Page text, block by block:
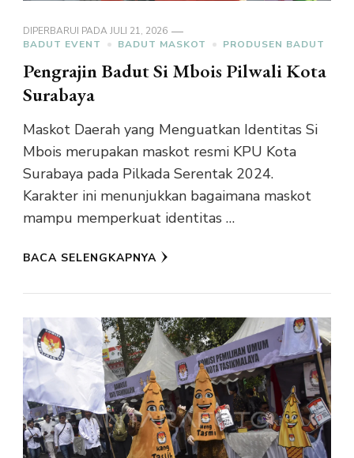
DIPERBARUI PADAJULI 21, 2026
BADUT EVENT
BADUT MASKOT PRODUSEN BADUT
Pengrajin Badut Si Mbois Pilwali Kota
Surabaya
Maskot Daerah yang Menguatkan Identitas Si
Mbois merupakan maskot resmi KPU Kota
Surabaya pada Pilkada Serentak 2024.
Karakter ini menunjukkan bagaimana maskot
mampu memperkuat identitas …
BACA SELENGKAPNYA